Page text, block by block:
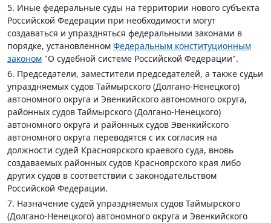
5. Иные федеральные суды на территории нового субъекта
Российской Федерации при необходимости могут
создаваться и упраздняться федеральными законами в
порядке, установленном Федеральным конституционным
законом "О судебной системе Российской Федерации".
6. Председатели, заместители председателей, а также судьи
упраздняемых судов Таймырского (Долгано-Ненецкого)
автономного округа и Эвенкийского автономного округа,
районных судов Таймырского (Долгано-Ненецкого)
автономного округа и районных судов Эвенкийского
автономного округа переводятся с их согласия на
должности судей Красноярского краевого суда, вновь
создаваемых районных судов Красноярского края либо
других судов в соответствии с законодательством
Российской Федерации.
7. Назначение судей упраздняемых судов Таймырского
(Долгано-Ненецкого) автономного округа и Эвенкийского